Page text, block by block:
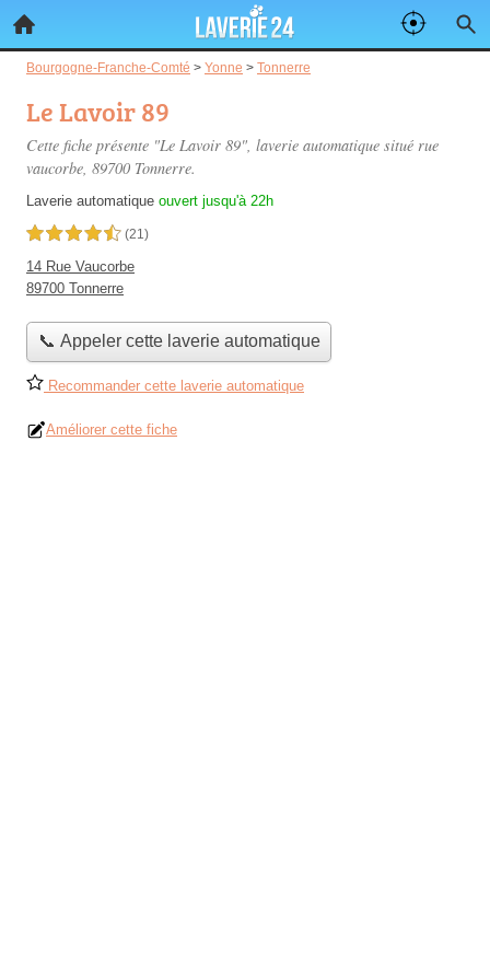
Bourgogne-Franche-Comté > Yonne > Tonnerre
Le Lavoir 89
Cette fiche présente "Le Lavoir 89", laverie automatique situé rue
vaucorbe, 89700 Tonnerre.
Laverie automatique ouvert jusqu'à 22h
4,5 étoiles sur 5 (21)
14 Rue Vaucorbe
89700 Tonnerre
📞 Appeler cette laverie automatique
Recommander cette laverie automatique
Améliorer cette fiche